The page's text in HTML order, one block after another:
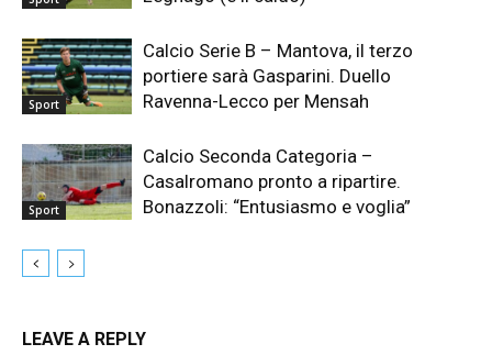
Sport
Calcio Serie B – Mantova, il terzo
portiere sarà Gasparini. Duello
Ravenna-Lecco per Mensah
Sport
Calcio Seconda Categoria –
Casalromano pronto a ripartire.
Bonazzoli: “Entusiasmo e voglia”
LEAVE A REPLY